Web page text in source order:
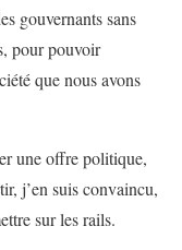
gouvernants sans
pour pouvoir
que nous avons
une offre politique,
j’en suis convaincu,
sur les rails.